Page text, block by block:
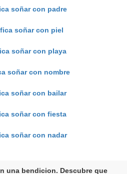
soñar con padre
soñar con piel
soñar con playa
soñar con nombre
soñar con bailar
soñar con fiesta
soñar con nadar
una bendicion. Descubre que